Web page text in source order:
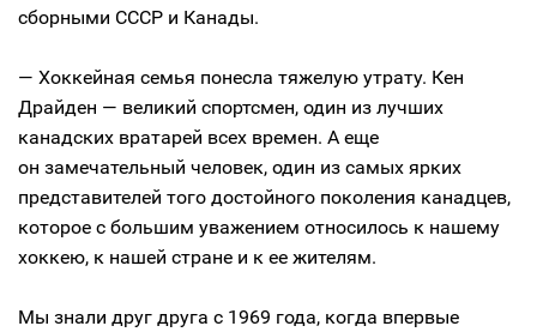
сборными СССР и Канады.
— Хоккейная семья понесла тяжелую утрату. Кен
Драйден — великий спортсмен, один из лучших
канадских вратарей всех времен. А еще
он замечательный человек, один из самых ярких
представителей того достойного поколения канадцев,
которое с большим уважением относилось к нашему
хоккею, к нашей стране и к ее жителям.
Мы знали друг друга с 1969 года, когда впервые